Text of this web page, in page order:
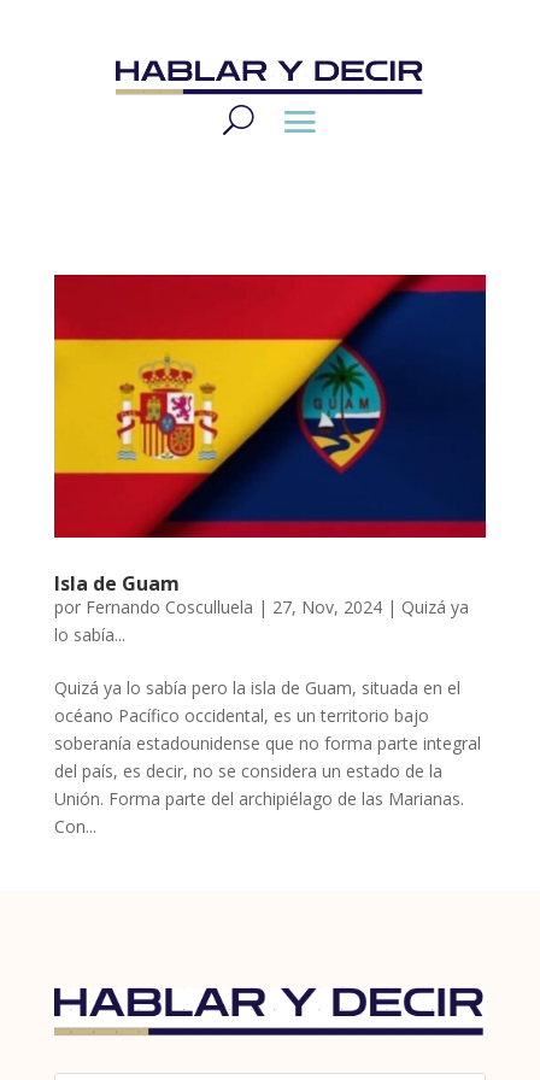
Isla de Guam
por Fernando Cosculluela | 27, Nov, 2024| Quizá ya
lo sabía...
Quizá ya lo sabía pero la isla de Guam, situada en el
océano Pacífico occidental, es un territorio bajo
soberanía estadounidense que no forma parte integral
del país, es decir, no se considera un estado de la
Unión. Forma parte del archipiélago de las Marianas.
Con...